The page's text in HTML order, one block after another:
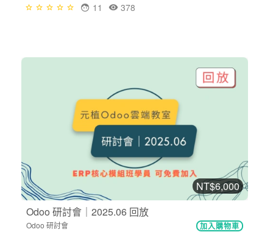
378
11
NT$6,000
Odoo 研討會｜2025.06 回放
Odoo 研討會 加入購物車